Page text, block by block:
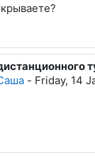
Елена
- Friday, 14